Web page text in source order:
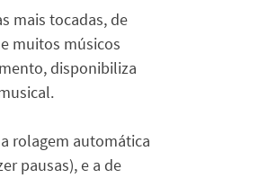
mais tocadas, de
muitos músicos
disponibiliza
rolagem automática
pausas), e a de